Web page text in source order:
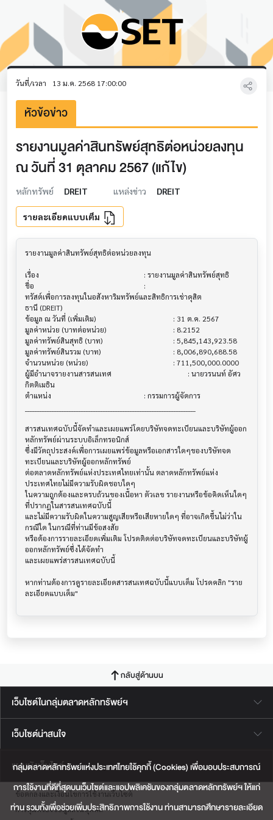
กลุ่มตลาดหลักทรัพย์แห่งประเทศไทยใช้คุกกี้ (Cookies) เพื่อมอบประสบการณ์
การใช้งานที่ดีที่สุดบนเว็บไซต์และแอปพลิเคชันของกลุ่มตลาดหลักทรัพย์ฯ ให้แก่
ท่าน รวมทั้งเพื่อช่วยเพิ่มประสิทธิภาพการใช้งาน ท่านสามารถศึกษารายละเอียด
วันที่/เวลา 13 ม.ค. 2568 17:00:00
หัวข้อข่าว
รายงานมูลค่าสินทรัพย์สุทธิต่อหน่วยลงทุน
ณ วันที่ 31 ตุลาคม 2567 (แก้ไข)
หลักทรัพย์ DREIT แหล่งข่าว DREIT
รายละเอียดแบบเต็ม
รายงานมูลค่าสินทรัพย์สุทธิต่อหน่วยลงทุน
เรื่อง                                  			 : รายงานมูลค่าสินทรัพย์สุทธิ
ชื่อ                                    			 :
ทรัสต์เพื่อการลงทุนในอสังหาริมทรัพย์และสิทธิการเช่าดุสิต
ธานี (DREIT)
ข้อมูล ณ วันที่ (เพิ่มเติม)                  			 : 31 ต.ค. 2567
มูลค่าหน่วย (บาทต่อหน่วย)                  			 : 8.2152
มูลค่าทรัพย์สินสุทธิ (บาท)                  			 : 5,845,143,923.58
มูลค่าทรัพย์สินรวม (บาท)                  			 : 8,006,890,688.58
จำนวนหน่วย (หน่วย)                      			 : 711,500,000.0000
ผู้มีอำนาจรายงานสารสนเทศ                 			 : นายวรนนท์ อัศว
กิตติเมธิน
ตำแหน่ง                                			 : กรรมการผู้จัดการ
สารสนเทศฉบับนี้จัดทำและเผยแพร่โดยบริษัทจดทะเบียนและบริษัทผู้ออก
หลักทรัพย์ผ่านระบบอิเล็กทรอนิกส์
ซึ่งมีวัตถุประสงค์เพื่อการเผยแพร่ข้อมูลหรือเอกสารใดๆของบริษัทจด
ทะเบียนและบริษัทผู้ออกหลักทรัพย์
ต่อตลาดหลักทรัพย์แห่งประเทศไทยเท่านั้น ตลาดหลักทรัพย์แห่ง
ประเทศไทยไม่มีความรับผิดชอบใดๆ
ในความถูกต้องและครบถ้วนของเนื้อหา ตัวเลข รายงานหรือข้อคิดเห็นใดๆ
ที่ปรากฎในสารสนเทศฉบับนี้
และไม่มีความรับผิดในความสูญเสียหรือเสียหายใดๆ ที่อาจเกิดขึ้นไม่ว่าใน
กรณีใด ในกรณีที่ท่านมีข้อสงสัย
หรือต้องการรายละเอียดเพิ่มเติม โปรดติดต่อบริษัทจดทะเบียนและบริษัทผู้
ออกหลักทรัพย์ซึ่งได้จัดทำ
และเผยแพร่สารสนเทศฉบับนี้
หากท่านต้องการดูรายละเอียดสารสนเทศฉบับนี้แบบเต็ม โปรดคลิก "ราย
กลับสู่ด้านบน
เว็บไซต์ในกลุ่มตลาดหลักทรัพย์ฯ
เว็บไซต์น่าสนใจ
แผนผังเว็บไซต์
ข้อตกลงและเงื่อนไขการใช้งานเว็บไซต์
การคุ้มครองข้อมูลส่วนบุคคล